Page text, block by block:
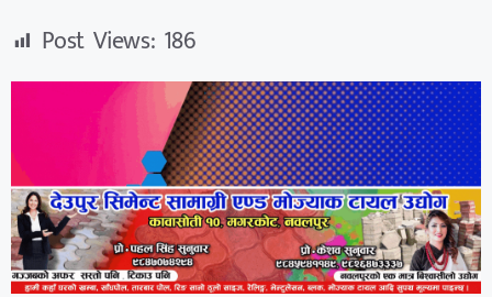
Post Views: 186